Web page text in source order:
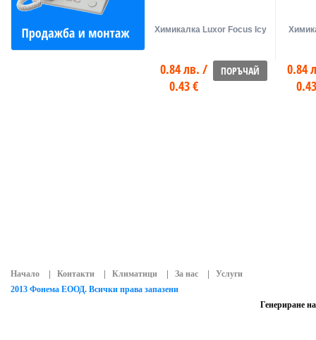
ПОРЪЧАЙ
0.84 лв. /
0.43 €
Химикалка Luxor Focus Icy
0.84
Начало Контакти Климатици За нас
Услуги
2013 Фонема ЕООД. Всички права запазени
Генериране